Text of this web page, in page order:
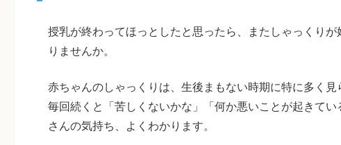
授乳が終わってほっとしたと思ったら、またしゃっくり
りませんか。
赤ちゃんのしゃっくりは、生後まもない時期に特に多く
毎回続くと「苦しくないかな」「何か悪いことが起きて
さんの気持ち、よくわかります。